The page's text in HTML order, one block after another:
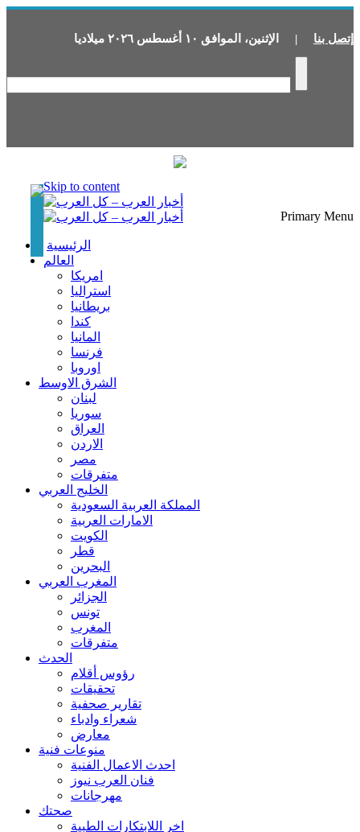
إتصل بنا | الإثنين، الموافق ١٠ أغسطس ٢٠٢٦ ميلاديا
Skip to content
Primary Menu
الرئيسية
العالم
امريكا
استراليا
بريطانيا
كندا
المانيا
فرنسا
اوروبا
الشرق الاوسط
لبنان
سوريا
العراق
الاردن
مصر
متفرقات
الخليج العربي
المملكة العربية السعودية
الامارات العربية
الكويت
قطر
البحرين
المغرب العربي
الجزائر
تونس
المغرب
متفرقات
الحدث
رؤوس أقلام
تحقيقات
تقارير صحفية
شعراء وادباء
معارض
منوعات فنية
احدث الاعمال الفنية
فنان العرب نيوز
مهرجانات
صحتك
اخر اللابتكارات الطبية